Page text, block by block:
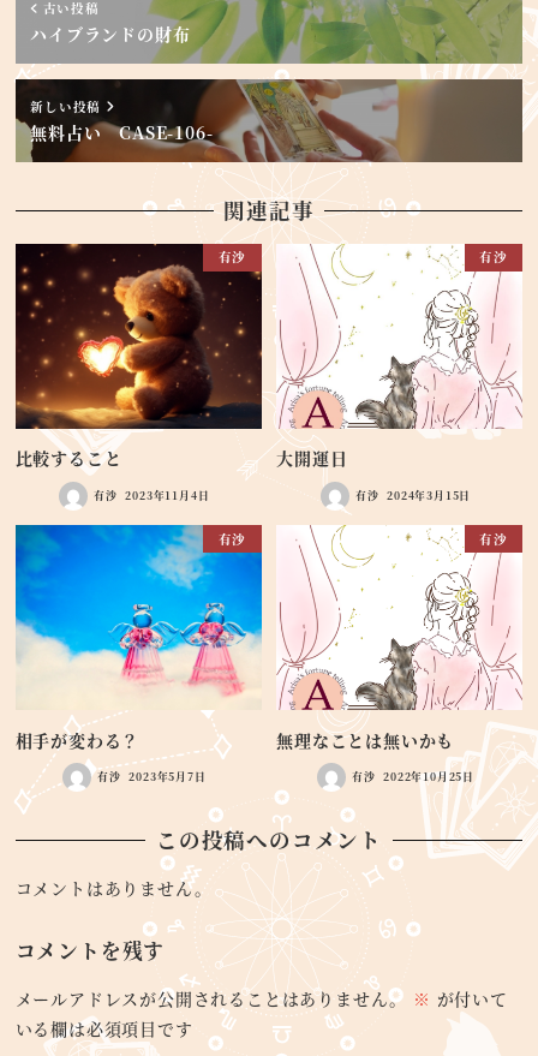
古い投稿
ハイブランドの財布
新しい投稿
無料占い CASE-106-
関連記事
有沙
比較すること
有沙 2023年11月4日
有沙
大開運日
有沙 2024年3月15日
有沙
相手が変わる？
有沙 2023年5月7日
有沙
無理なことは無いかも
有沙 2022年10月25日
この投稿へのコメント
コメントはありません。
コメントを残す
メールアドレスが公開されることはありません。 ※ が付いて
いる欄は必須項目です